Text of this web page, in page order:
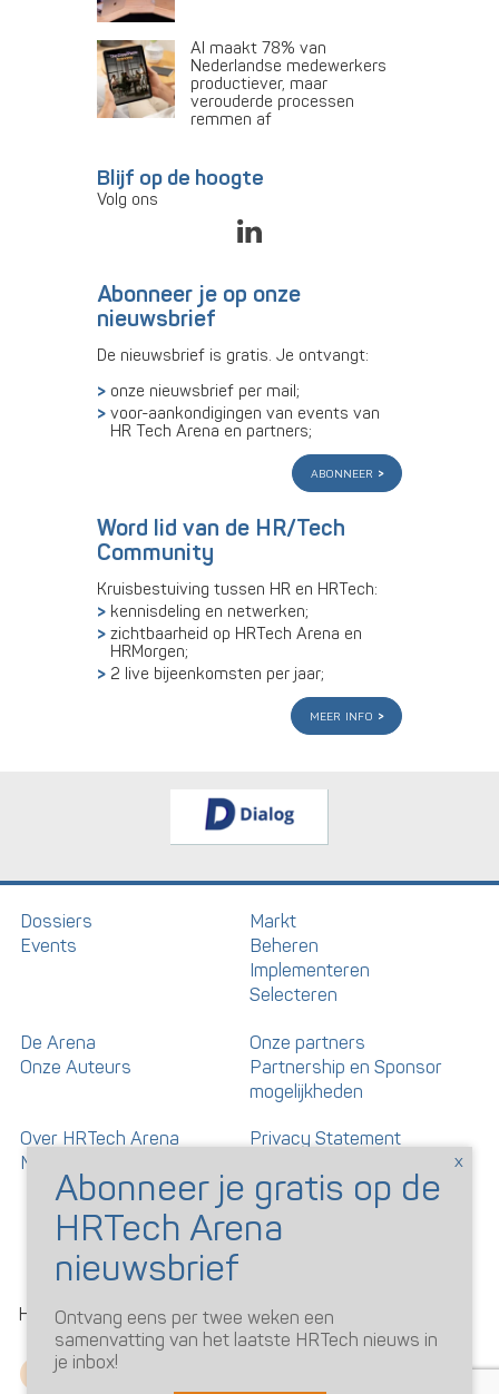
AI maakt 78% van
Nederlandse medewerkers
productiever, maar
verouderde processen
remmen af
Blijf op de hoogte
Volg ons
Abonneer je op onze
nieuwsbrief
De nieuwsbrief is gratis. Je ontvangt:
onze nieuwsbrief per mail;
voor-aankondigingen van events van
HR Tech Arena en partners;
abonneer
Word lid van de HR/Tech
Community
Kruisbestuiving tussen HR en HRTech:
kennisdeling en netwerken;
zichtbaarheid op HRTech Arena en
HRMorgen;
2 live bijeenkomsten per jaar;
meer info
Dossiers
Events
Markt
Beheren
Implementeren
Selecteren
De Arena
Onze Auteurs
Onze partners
Partnership en Sponsor
mogelijkheden
Over HRTech Arena
Nieuwsbrief
Privacy Statement
Gedragscode artikelen en
reacties
HRTechArena 2026
Ontvang eens per twee weken een
samenvatting van het laatste HRTech nieuws in
je inbox!